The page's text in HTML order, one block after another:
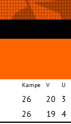
Kampe V U
26 20 3
26 19 4